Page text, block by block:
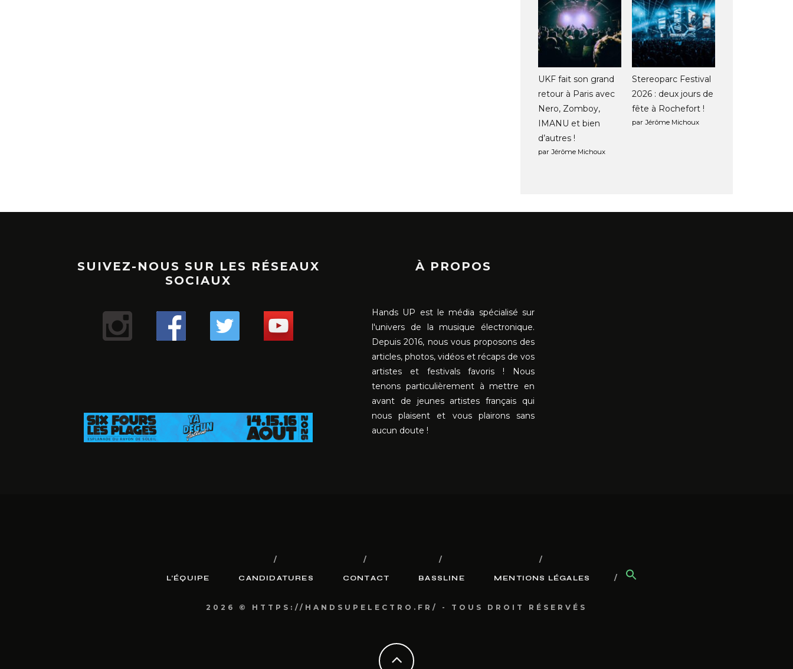
UKF fait son grand
retour à Paris avec
Nero, Zomboy,
IMANU et bien
d’autres !
par Jérôme Michoux
Stereoparc Festival
2026 : deux jours de
fête à Rochefort !
par Jérôme Michoux
SUIVEZ-NOUS SUR LES RÉSEAUX
SOCIAUX
À PROPOS
Hands UP est le média spécialisé sur
l'univers de la musique électronique.
Depuis 2016, nous vous proposons des
articles, photos, vidéos et récaps de vos
artistes et festivals favoris ! Nous
tenons particulièrement à mettre en
avant de jeunes artistes français qui
nous plaisent et vous plairons sans
aucun doute !
L’ÉQUIPE CANDIDATURES CONTACT BASSLINE MENTIONS LÉGALES
2026 © HTTPS://HANDSUPELECTRO.FR/ - TOUS DROIT RÉSERVÉS